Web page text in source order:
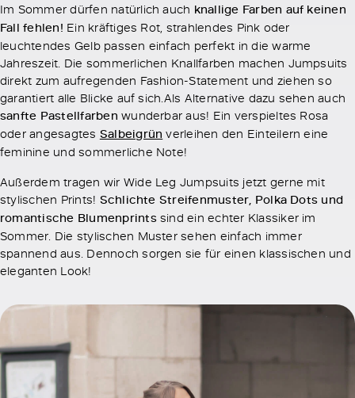
Im Sommer dürfen natürlich auch knallige Farben auf keinen
Fall fehlen! Ein kräftiges Rot, strahlendes Pink oder
leuchtendes Gelb passen einfach perfekt in die warme
Jahreszeit. Die sommerlichen Knallfarben machen Jumpsuits
direkt zum aufregenden Fashion-Statement und ziehen so
garantiert alle Blicke auf sich.Als Alternative dazu sehen auch
sanfte Pastellfarben wunderbar aus! Ein verspieltes Rosa
oder angesagtes Salbeigrün verleihen den Einteilern eine
feminine und sommerliche Note!
Außerdem tragen wir Wide Leg Jumpsuits jetzt gerne mit
stylischen Prints! Schlichte Streifenmuster, Polka Dots und
romantische Blumenprintssind ein echter Klassiker im
Sommer. Die stylischen Muster sehen einfach immer
spannend aus. Dennoch sorgen sie für einen klassischen und
eleganten Look!